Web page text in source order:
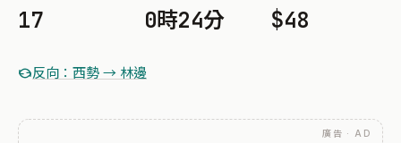
17 0時24分 $48
反向：西勢 → 林邊
廣告 · AD